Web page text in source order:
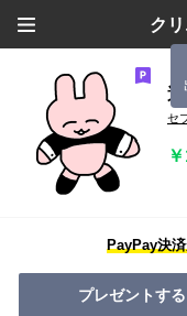
ク
逆
セ
PayPay決
プレゼントする